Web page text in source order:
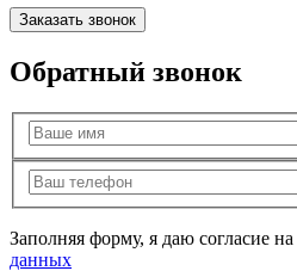
Заказать звонок
Обратный звонок
Заполняя форму, я даю согласие на
данных